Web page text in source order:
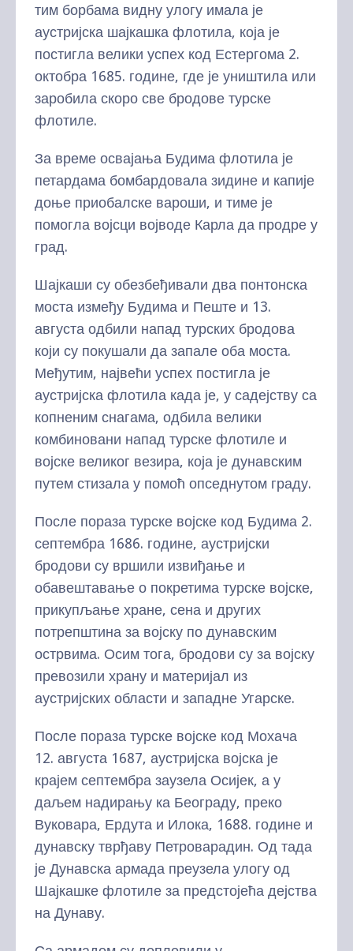
тим борбама видну улогу имала је
аустријска шајкашка флотила, која је
постигла велики успех код Естергома 2.
октобра 1685. године, где је уништила или
заробила скоро све бродове турске
флотиле.
За време освајања Будима флотила је
петардама бомбардовала зидине и капије
доње приобалске вароши, и тиме је
помогла војсци војводе Карла да продре у
град.
Шајкаши су обезбеђивали два понтонска
моста између Будима и Пеште и 13.
августа одбили напад турских бродова
који су покушали да запале оба моста.
Међутим, највећи успех постигла је
аустријска флотила када је, у садејству са
копненим снагама, одбила велики
комбиновани напад турске флотиле и
војске великог везира, која је дунавским
путем стизала у помоћ опседнутом граду.
После пораза турске војске код Будима 2.
септембра 1686. године, аустријски
бродови су вршили извиђање и
обавештавање о покретима турске војске,
прикупљање хране, сена и других
потрепштина за војску по дунавским
острвима. Осим тога, бродови су за војску
превозили храну и материјал из
аустријских области и западне Угарске.
После пораза турске војске код Мохача
12. августа 1687, аустријска војска је
крајем септембра заузела Осијек, а у
даљем надирању ка Београду, преко
Вуковара, Ердута и Илока, 1688. године и
дунавску тврђаву Петроварадин. Од тада
је Дунавска армада преузела улогу од
Шајкашке флотиле за предстојећа дејства
на Дунаву.